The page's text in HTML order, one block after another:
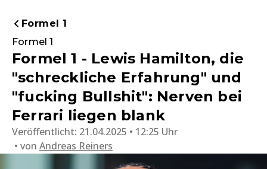
Formel 1
Formel 1
Formel 1 - Lewis Hamilton, die
"schreckliche Erfahrung" und
"fucking Bullshit": Nerven bei
Ferrari liegen blank
Veröffentlicht: 21.04.2025 • 12:25 Uhr
von Andreas Reiners